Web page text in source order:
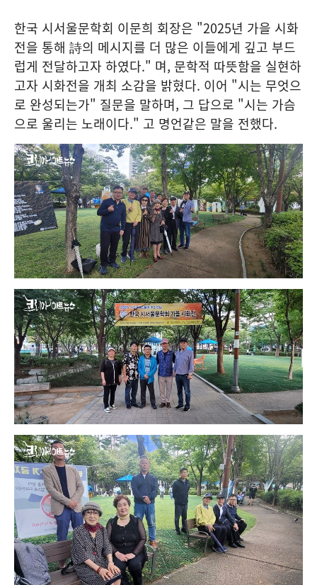
한국 시서울문학회 이문희 회장은 "2025년 가을 시화
전을 통해 詩의 메시지를 더 많은 이들에게 깊고 부드
럽게 전달하고자 하였다." 며, 문학적 따뜻함을 실현하
고자 시화전을 개최 소감을 밝혔다. 이어 "시는 무엇으
로 완성되는가" 질문을 말하며, 그 답으로 "시는 가슴
으로 울리는 노래이다." 고 명언같은 말을 전했다.